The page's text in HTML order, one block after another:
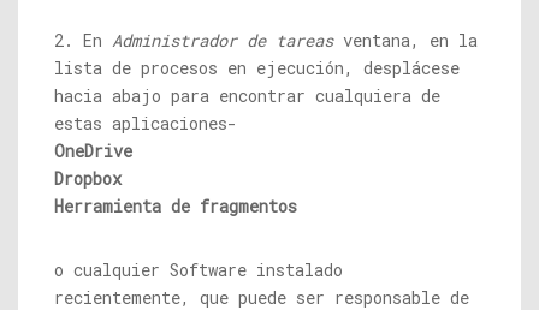
2. En Administrador de tareasventana, en la
lista de procesos en ejecución, desplácese
hacia abajo para encontrar cualquiera de
estas aplicaciones-
OneDrive
Dropbox
Herramienta de fragmentos
o cualquier Software instalado
recientemente, que puede ser responsable de